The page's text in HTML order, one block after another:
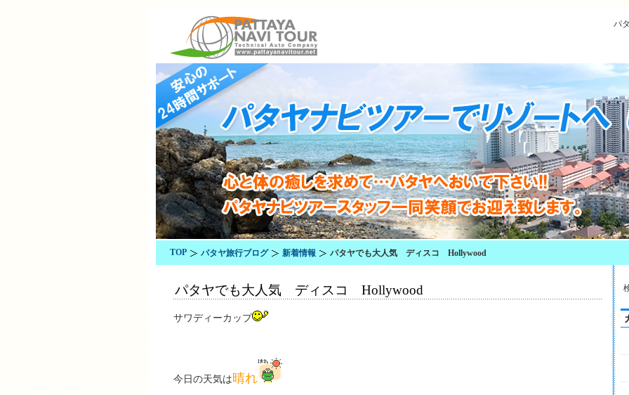
パ
TOP パタヤ旅行ブログ 新着情報 パタヤでも大人気 ディスコ Hollywood
パタヤでも大人気 ディスコ Hollywood
サワディーカップ
今日の天気は晴れ